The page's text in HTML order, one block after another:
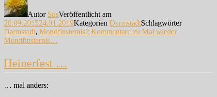
Autor SusVeröffentlicht am
28.09.201524.01.2019Kategorien DarmstadtSchlagwörter
Darmstadt, Mondfinsternis2 Kommentare zu Mal wieder
Mondfinsternis…
Heinerfest …
… mal anders: